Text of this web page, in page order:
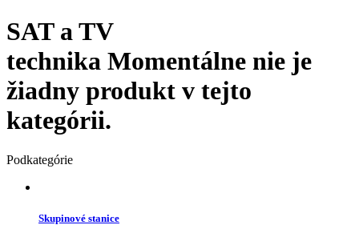
SAT a TV
technika Momentálne nie je
žiadny produkt v tejto
kategórii.
Podkategórie
Skupinové stanice